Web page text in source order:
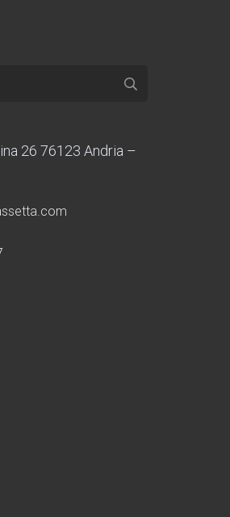
26 76123 Andria –